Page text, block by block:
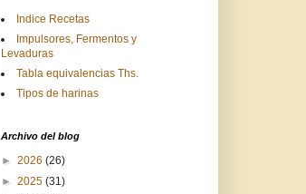
Indice Recetas
Impulsores, Fermentos y
Levaduras
Tabla equivalencias Ths.
Tipos de harinas
Archivo del blog
► 2026 (26)
► 2025 (31)